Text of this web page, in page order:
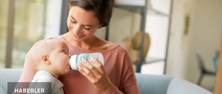
HABERLER
Araştırma